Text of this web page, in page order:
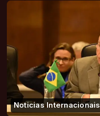
Noticias Internacionais